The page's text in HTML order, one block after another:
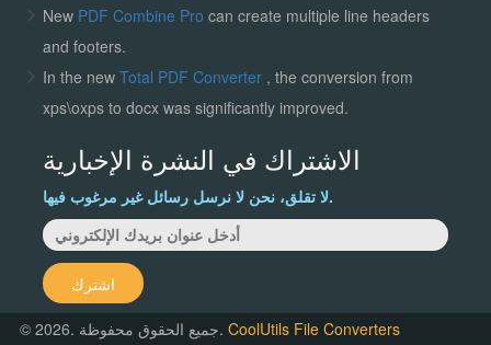
New PDF Combine Pro can create multiple line headers
and footers.
In the new Total PDF Converter , the conversion from
xps\oxps to docx was significantly improved.
الاشتراك في النشرة الإخبارية
لا تقلق، نحن لا نرسل رسائل غير مرغوب فيها.
اشترك
© 2026. جميع الحقوق محفوظة.CoolUtils File Converters